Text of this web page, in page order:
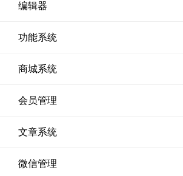
编辑器
功能系统
商城系统
会员管理
文章系统
微信管理